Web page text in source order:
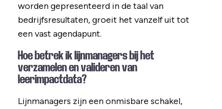
worden gepresenteerd in de taal van
bedrijfsresultaten, groeit het vanzelf uit tot
een vast agendapunt.
Hoe betrek ik lijnmanagers bij het
verzamelen en valideren van
leerimpactdata?
Lijnmanagers zijn een onmisbare schakel,